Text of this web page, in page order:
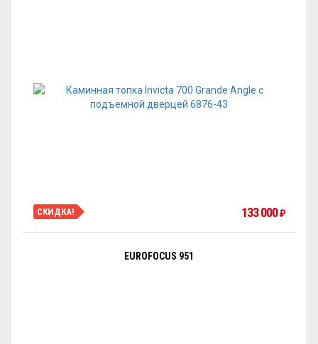
СКИДКА! 133 000₽
EUROFOCUS 951